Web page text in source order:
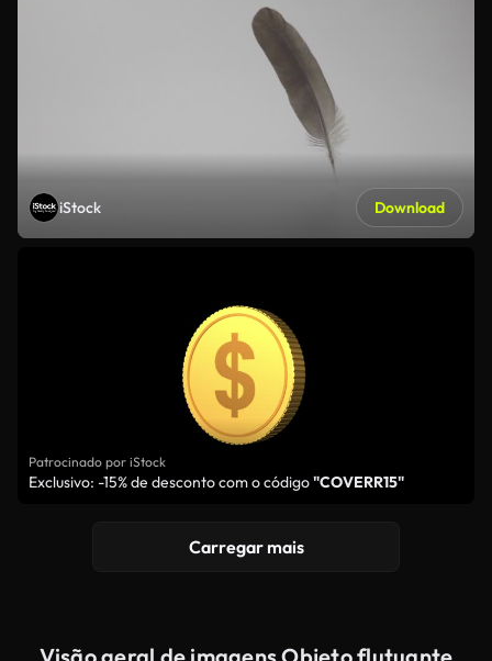
iStock Download
Patrocinado por iStock
Exclusivo: -15% de desconto com o código"COVERR15"
Carregar mais